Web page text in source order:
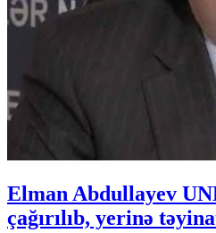
Elman Abdullayev
çağırılıb, yerinə